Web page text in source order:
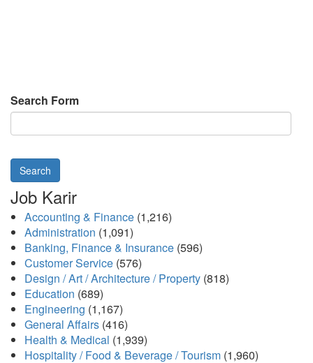
Search Form
Search
Job Karir
Accounting & Finance (1,216)
Administration (1,091)
Banking, Finance & Insurance (596)
Customer Service (576)
Design / Art / Architecture / Property (818)
Education (689)
Engineering (1,167)
General Affairs (416)
Health & Medical (1,939)
Hospitality / Food & Beverage / Tourism (1,960)